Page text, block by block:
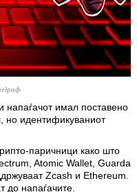
напаѓачот имал поставено
но идентификуваниот
паричници како што
Atomic Wallet, Guarda
Zcash и Ethereum.
до напаѓачите.